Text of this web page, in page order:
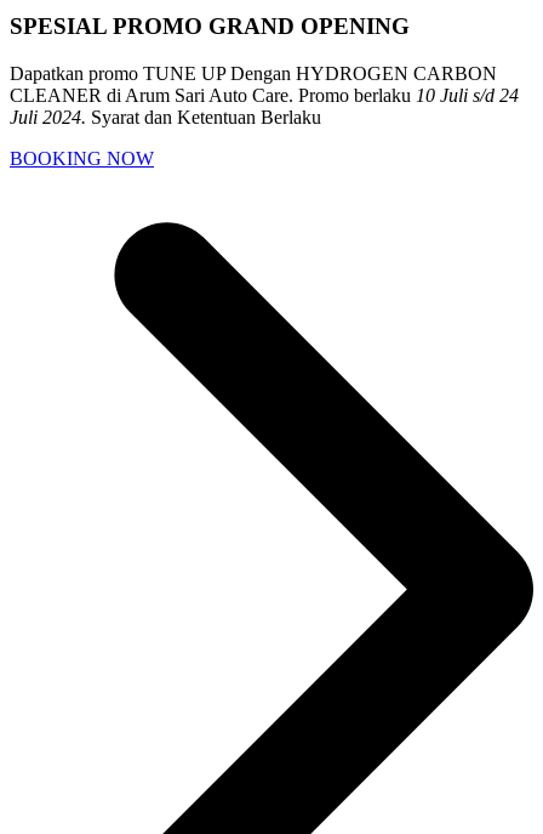
SPESIAL PROMO GRAND OPENING
Dapatkan promo TUNE UP Dengan HYDROGEN CARBON
CLEANER di Arum Sari Auto Care. Promo berlaku 10 Juli s/d 24
Juli 2024. Syarat dan Ketentuan Berlaku
BOOKING NOW